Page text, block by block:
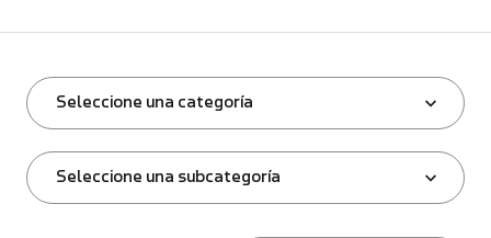
Seleccione una categoría
Seleccione una subcategoría